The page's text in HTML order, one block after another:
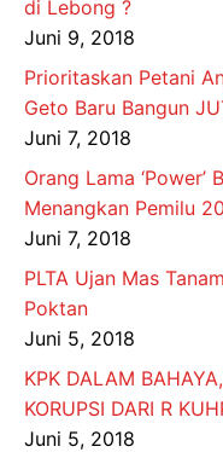
di Lebong ?
Juni 9, 2018
Prioritaskan Petani
Geto Baru Bangun
Juni 7, 2018
Orang Lama
Menangkan Pemilu
Juni 7, 2018
PLTA Ujan Mas
Poktan
Juni 5, 2018
KPK DALAM
KORUPSI DARI R
Juni 5, 2018